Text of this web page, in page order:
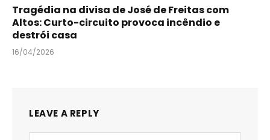
Tragédia na divisa de José de Freitas com
Altos: Curto-circuito provoca incêndio e
destrói casa
16/04/2026
LEAVE A REPLY